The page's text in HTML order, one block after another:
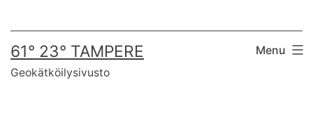
61° 23° TAMPERE
Geokätköilysivusto
Menu